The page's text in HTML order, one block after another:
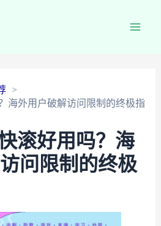
海外用户破解访问限制的终极指
滚好用吗？海
问限制的终极